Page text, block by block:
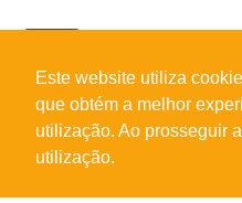
Este website utiliza
que obtém a melhor
utilização. Ao prosseguir
utilização.